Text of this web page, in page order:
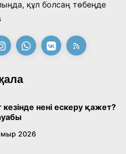
«Славян базары»
концептісінің
туралы
құл болсаң төбеңде
кезінде нені ескеру қажет?
2026